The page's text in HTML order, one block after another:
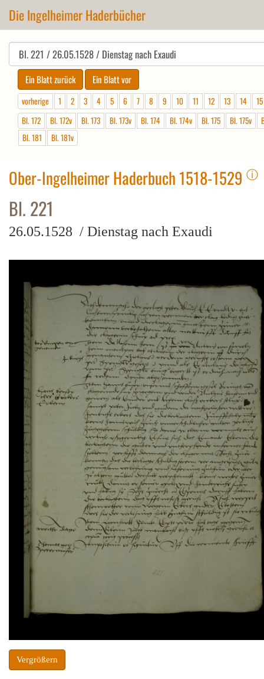
Die Ingelheimer Haderbücher
vorherige 1 2 3 4 5 6 7 8 9 10 11 12 13 14
15
Bl. 172
Bl. 172v Bl. 173 Bl. 173v Bl. 174 Bl. 174v Bl. 175 Bl. 175v
Bl. 181
Bl. 181v
Ober-Ingelheimer Haderbuch 1518-1529 ⓘ
Bl. 221
26.05.1528 / Dienstag nach Exaudi
Vergrößern